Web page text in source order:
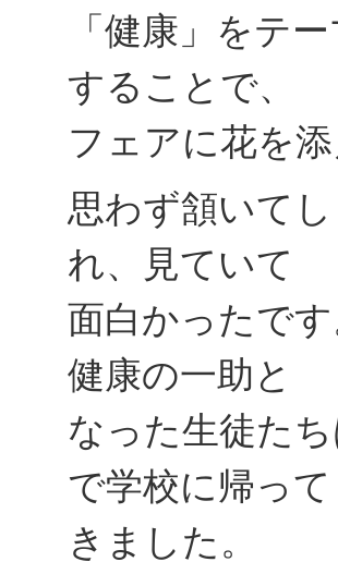
「健康」をテ
することで、
フェアに花を
思わず頷いて
れ、見ていて
面白かったで
健康の一助と
なった生徒た
で学校に帰って
きました。